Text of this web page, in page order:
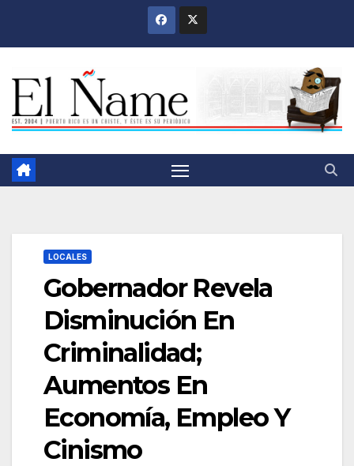
LOCALES
Gobernador Revela
Disminución En
Criminalidad;
Aumentos En
Economía, Empleo Y
Cinismo